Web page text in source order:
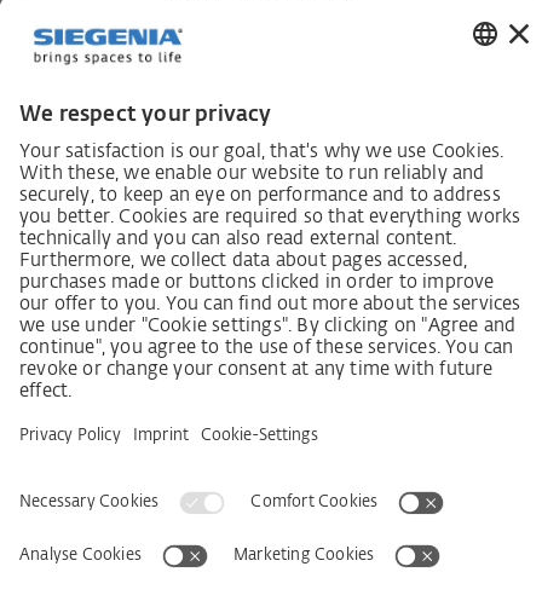
Lieferkettensorgfaltspflichtengesetz
Lieferantenkodex
LkSG-Merkblatt für Lieferanten
Grundsatzerklärung Menschenrechtsstrategie
Beschwerdeverfahren
Impressum AGB
Datenschutz